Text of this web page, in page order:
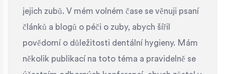
jejich zubů. V mém volném čase se věnuji psaní
článků a blogů o péči o zuby, abych šířil
povědomí o důležitosti dentální hygieny. Mám
několik publikací na toto téma a pravidelně se